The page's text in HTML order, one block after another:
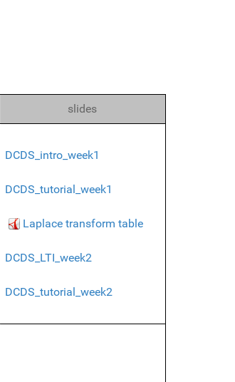
slides
DCDS_intro_week1
DCDS_tutorial_week1
Laplace transform table
DCDS_LTI_week2
DCDS_tutorial_week2